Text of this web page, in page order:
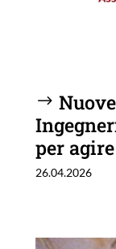
per agire
26.04.2026